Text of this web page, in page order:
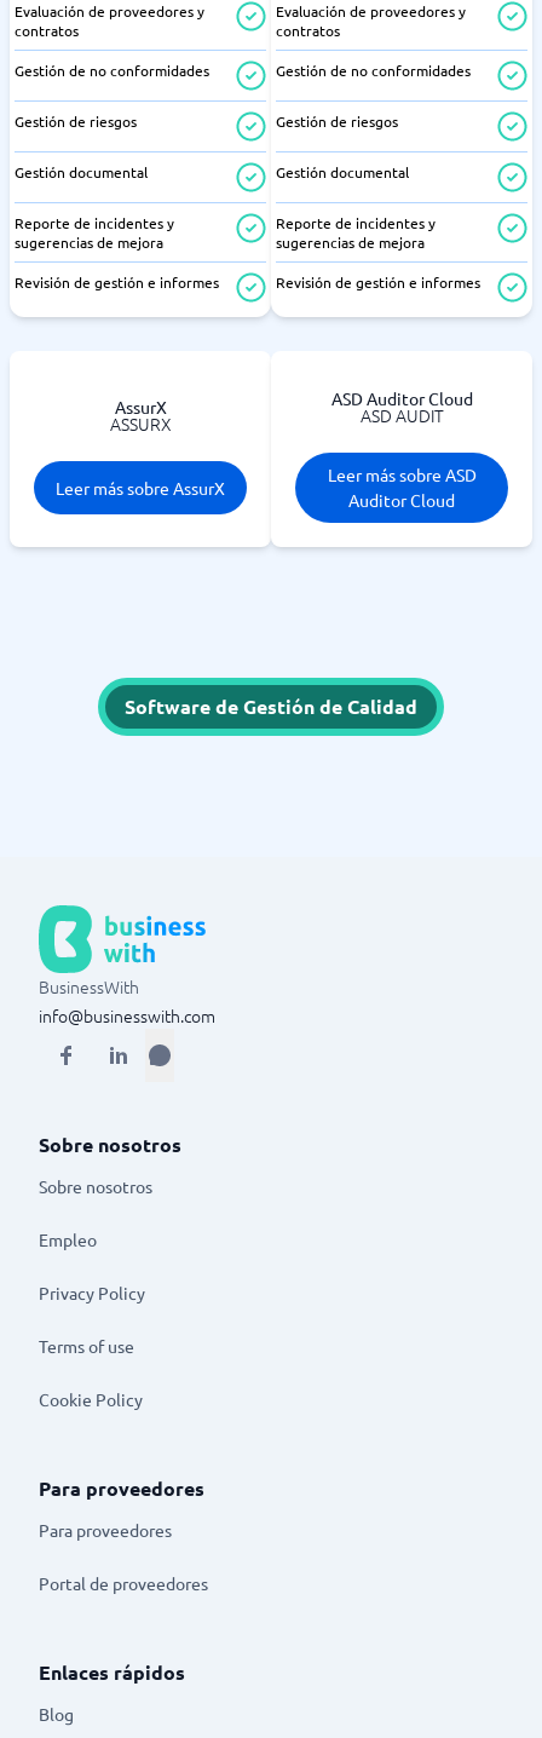
Evaluación de proveedores y
contratos
Gestión de no conformidades
Gestión de riesgos
Gestión documental
Reporte de incidentes y
sugerencias de mejora
Revisión de gestión e informes
Evaluación de proveedores y
contratos
Gestión de no conformidades
Gestión de riesgos
Gestión documental
Reporte de incidentes y
sugerencias de mejora
Revisión de gestión e informes
AssurX
ASSURX
Leer más sobre AssurX
ASD Auditor Cloud
ASD AUDIT
Leer más sobre ASD
Auditor Cloud
Software de Gestión de Calidad
BusinessWith
info@businesswith.com
Sobre nosotros
Sobre nosotros
Empleo
Privacy Policy
Terms of use
Cookie Policy
Para proveedores
Para proveedores
Portal de proveedores
Enlaces rápidos
Blog